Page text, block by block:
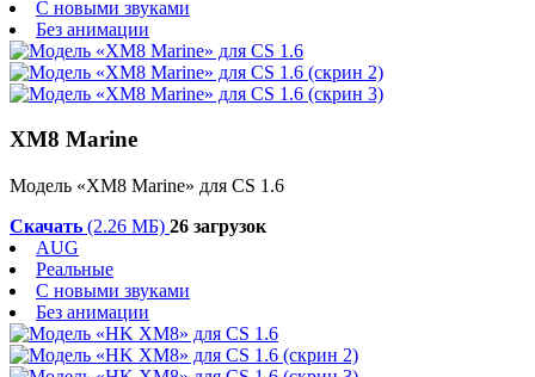
С новыми звуками
Без анимации
XM8 Marine
Модель «XM8 Marine» для CS 1.6
Скачать (2.26 МБ) 26 загрузок
AUG
Реальные
С новыми звуками
Без анимации